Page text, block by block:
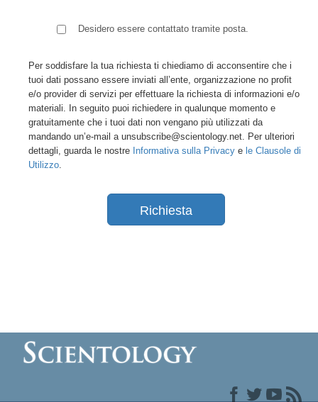
Desidero essere contattato tramite posta.
Per soddisfare la tua richiesta ti chiediamo di acconsentire che i
tuoi dati possano essere inviati all’ente, organizzazione no profit
e/o provider di servizi per effettuare la richiesta di informazioni e/o
materiali. In seguito puoi richiedere in qualunque momento e
gratuitamente che i tuoi dati non vengano più utilizzati da
mandando un’e-mail a unsubscribe@scientology.net. Per ulteriori
dettagli, guarda le nostre Informativa sulla Privacy e le Clausole di
Utilizzo.
Richiesta